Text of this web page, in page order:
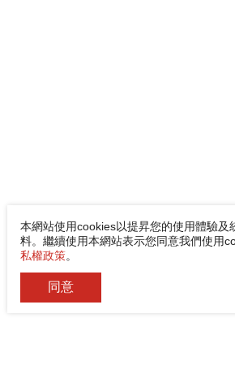
本網站使用cookies以提昇您的使用體驗及
料。繼續使用本網站表示您同意我們使用
私權政策。
同意